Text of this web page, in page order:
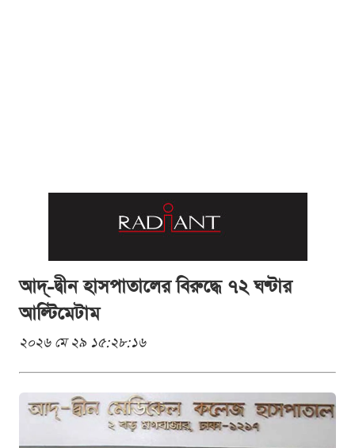
আদ্-দ্বীন হাসপাতালের বিরুদ্ধে ৭২ ঘণ্টার
আল্টিমেটাম
২০২৬ মে ২৯ ১৫:২৮:১৬